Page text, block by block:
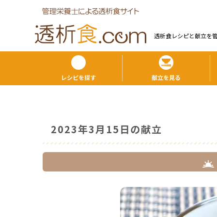
透析食レシピと献⽴を
レシピを探す 献立を見る
2023年3月15日の献立